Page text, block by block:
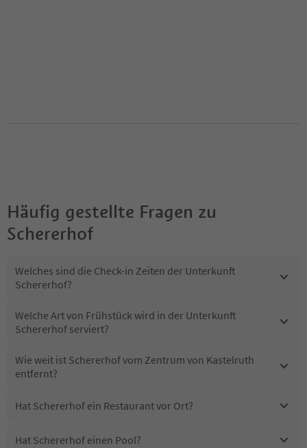
Häufig gestellte Fragen zu
Schererhof
Welches sind die Check-in Zeiten der Unterkunft
Schererhof?
Welche Art von Frühstück wird in der Unterkunft
Schererhof serviert?
Wie weit ist Schererhof vom Zentrum von Kastelruth
entfernt?
Hat Schererhof ein Restaurant vor Ort?
Hat Schererhof einen Pool?